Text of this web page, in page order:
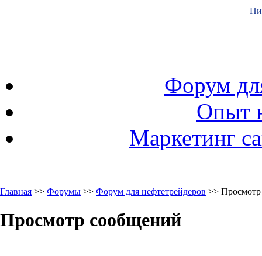
Форум
Опыт
Маркетинг
Главная >> Форумы >> Форум для нефтетрейдеров >>
Просмотр сообщений